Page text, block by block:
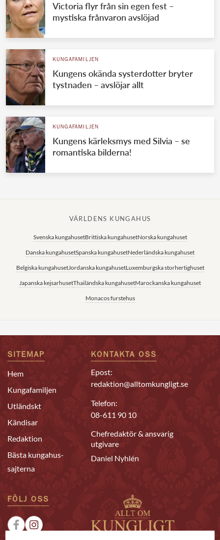
Victoria flyr från sin egen fest –
mystiska frånvaron avslöjad
KUNGAFAMILJEN
Kungens okända systerdotter bryter
tystnaden – avslöjar allt
KUNGAFAMILJEN
Kungens kärleksmys med Silvia – se
romantiska bilderna!
VÄRLDENS KUNGAHUS
Svenska kungahusetBrittiska kungahusetNorska kungahuset
Danska kungahusetSpanska kungahusetNederländska kungahuset
Belgiska kungahusetJordanska kungahusetLuxemburgska storhertighuset
Japanska kejsarhusetThailändska kungahusetMarockanska kungahuset
Monacos furstehus
SITEMAP
Hem
Kungafamiljen
Utländskt
Kändisar
Redaktion
Bästa kungahus-
sajterna
KONTAKTA OSS
Epost:
redaktion@alltomkungligt.se
Telefon:
08-611 90 10
Chefredaktör & ansvarig
utgivare
Daniel Nyhlén
FÖLJ OSS